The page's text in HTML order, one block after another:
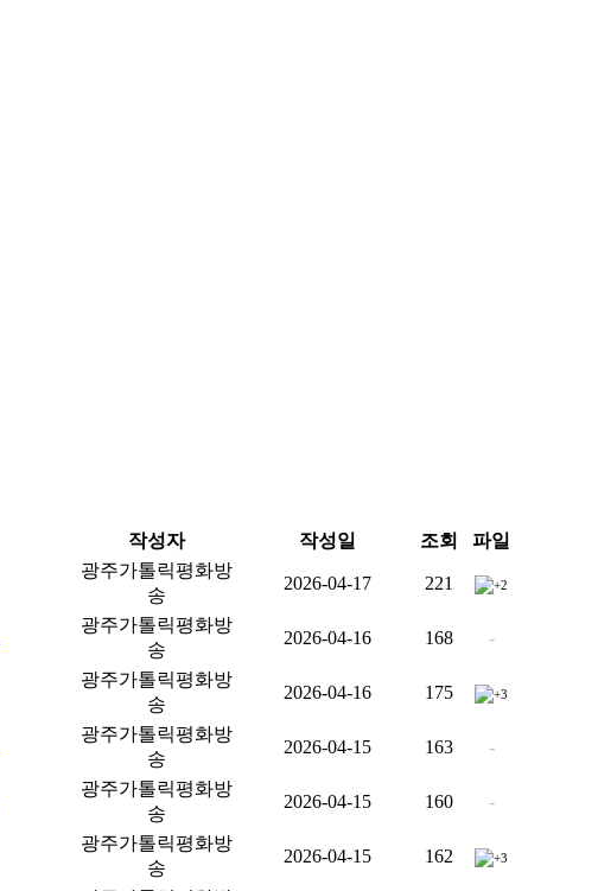
작성자 작성일 조회 파일
광주가톨릭평화방
송
2026-04-17 221 +2
광주가톨릭평화방
송
2026-04-16 168 -
광주가톨릭평화방
송
2026-04-16 175 +3
광주가톨릭평화방
송
2026-04-15 163 -
광주가톨릭평화방
송
2026-04-15 160 -
광주가톨릭평화방
송
2026-04-15 162 +3